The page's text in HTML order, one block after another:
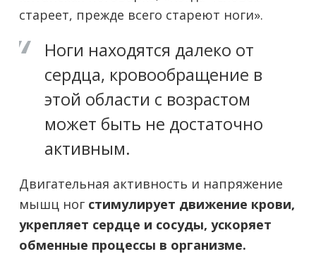
стареет, прежде всего стареют ноги».
Ноги находятся далеко от
сердца, кровообращение в
этой области с возрастом
может быть не достаточно
активным.
Двигательная активность и напряжение
мышц ног стимулирует движение крови,
укрепляет сердце и сосуды, ускоряет
обменные процессы в организме.